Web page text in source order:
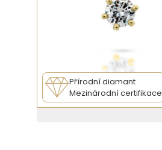
Přírodní diamant
Mezinárodní certifikace